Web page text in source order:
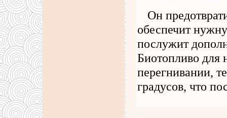
Он
обеспечит
послужит
Биотопливо для
перегнивании,
градусов, что